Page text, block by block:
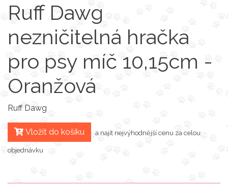
Ruff Dawg
nezničitelná hračka
pro psy míč 10,15cm -
Oranžová
Ruff Dawg
Vložit do košíku a najít nejvýhodnější cenu za celou
objednávku